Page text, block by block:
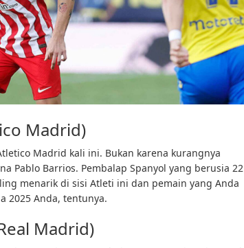
Madrid)
Madrid kali ini. Bukan karena kurangnya
Pablo Barrios. Pembalap Spanyol yang berusia 22
menarik di sisi Atleti ini dan pemain yang Anda
2025 Anda, tentunya.
Madrid)